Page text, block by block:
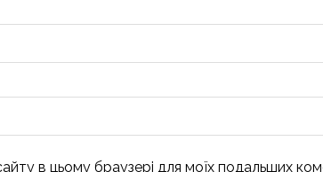
в цьому браузері для моїх подальших